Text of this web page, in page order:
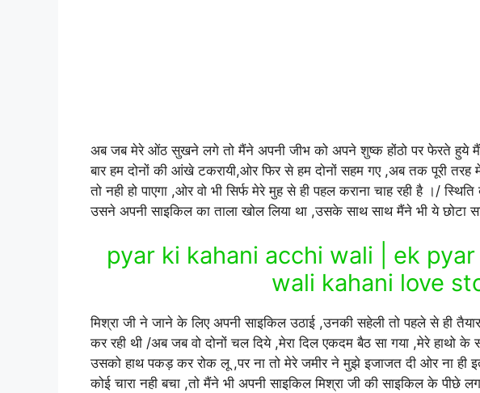
अब जब मेरे ओंठ सुखने लगे तो मैंने अपनी जीभ को अपने शुष्क होंठो पर फेरते हुये
बार हम दोनों की आंखे टकरायी,ओर फिर से हम दोनों सहम गए ,अब तक पूरी
तो नही हो पाएगा ,ओर वो भी सिर्फ मेरे मुह से ही पहल कराना चाह रही है ।/
उसने अपनी साइकिल का ताला खोल लिया था ,उसके साथ साथ मैंने भी ये छोटा
pyar ki kahani acchi wali | ek
wali kahani love
मिश्रा जी ने जाने के लिए अपनी साइकिल उठाई ,उनकी सहेली तो पहले से ही तैयार
कर रही थी /अब जब वो दोनों चल दिये ,मेरा दिल एकदम बैठ सा गया ,मेरे हाथो
उसको हाथ पकड़ कर रोक लू ,पर ना तो मेरे जमीर ने मुझे इजाजत दी ओर ना ही
कोई चारा नही बचा ,तो मैंने भी अपनी साइकिल मिश्रा जी की साइकिल के पीछे